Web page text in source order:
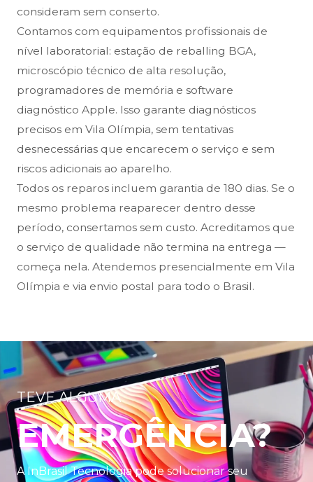
consideram sem conserto.
Contamos com equipamentos profissionais de
nível laboratorial: estação de reballing BGA,
microscópio técnico de alta resolução,
programadores de memória e software
diagnóstico Apple. Isso garante diagnósticos
precisos em Vila Olímpia, sem tentativas
desnecessárias que encarecem o serviço e sem
riscos adicionais ao aparelho.
Todos os reparos incluem garantia de 180 dias. Se o
mesmo problema reaparecer dentro desse
período, consertamos sem custo. Acreditamos que
o serviço de qualidade não termina na entrega —
começa nela. Atendemos presencialmente em Vila
Olímpia e via envio postal para todo o Brasil.
TEVE ALGUMA
EMERGÊNCIA?
A InBrasil Tecnologia pode solucionar seu